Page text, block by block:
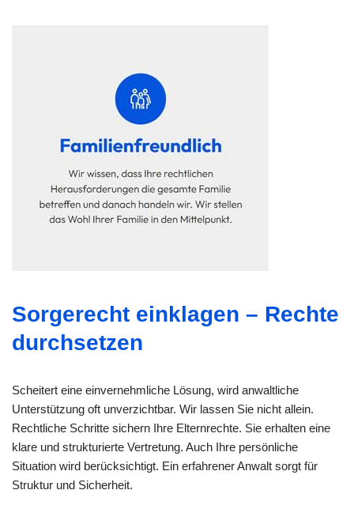
Sorgerecht einklagen – Rechte
durchsetzen
Scheitert eine einvernehmliche Lösung, wird anwaltliche
Unterstützung oft unverzichtbar. Wir lassen Sie nicht allein.
Rechtliche Schritte sichern Ihre Elternrechte. Sie erhalten eine
klare und strukturierte Vertretung. Auch Ihre persönliche
Situation wird berücksichtigt. Ein erfahrener Anwalt sorgt für
Struktur und Sicherheit.